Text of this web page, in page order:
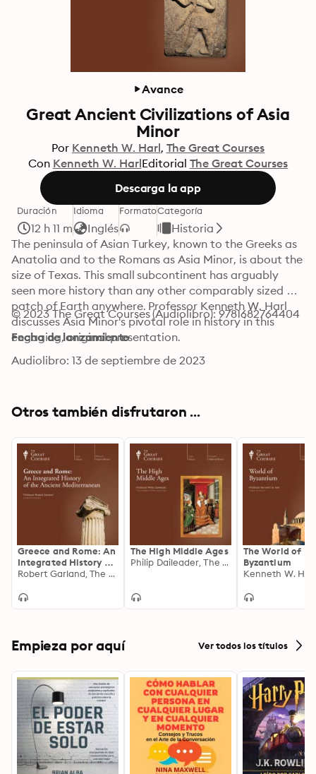
Avance
Great Ancient Civilizations of Asia
Minor
Por Kenneth W. Harl The Great Courses
Con Kenneth W. HarlEditorial The Great Courses
Descarga la app
Duración
12 h 11 m
Idioma
Inglés
FormatoCategoría
Historia
The peninsula of Asian Turkey, known to the Greeks as
Anatolia and to the Romans as Asia Minor, is about the
size of Texas. This small subcontinent has arguably
seen more history than any other comparably sized
patch of Earth anywhere. Professor Kenneth W. Harl
discusses Asia Minor's pivotal role in history in this
engaging, original presentation.
© 2023 The Great Courses (Audiolibro): 9781682764404
Fecha de lanzamiento
Audiolibro: 13 de septiembre de 2023
Otros también disfrutaron ...
Greece and Rome: An
Integrated History of
the Ancient
Robert Garland, The Great Courses
The High Middle Ages
Philip Daileader, The Great Courses
The World of
Byzantium
Empieza por aquí Ver todos los títulos